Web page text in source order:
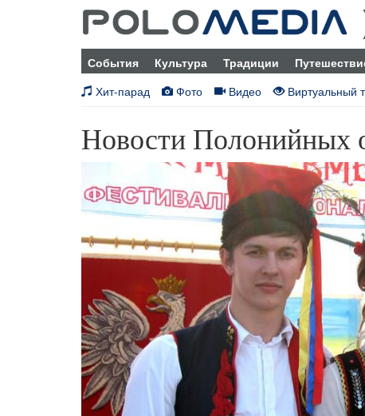
События Культура Традиции
Хит-парад
Фото Видео Виртуальный
Новости Полонийных